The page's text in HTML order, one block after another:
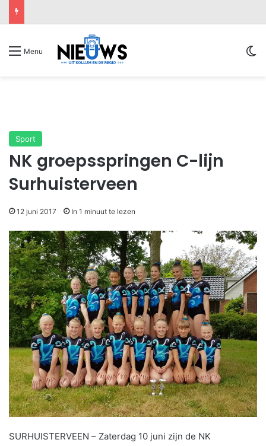
Menu
Sport
NK groepsspringen C-lijn
Surhuisterveen
12 juni 2017 In 1 minuut te lezen
SURHUISTERVEEN – Zaterdag 10 juni zijn de NK